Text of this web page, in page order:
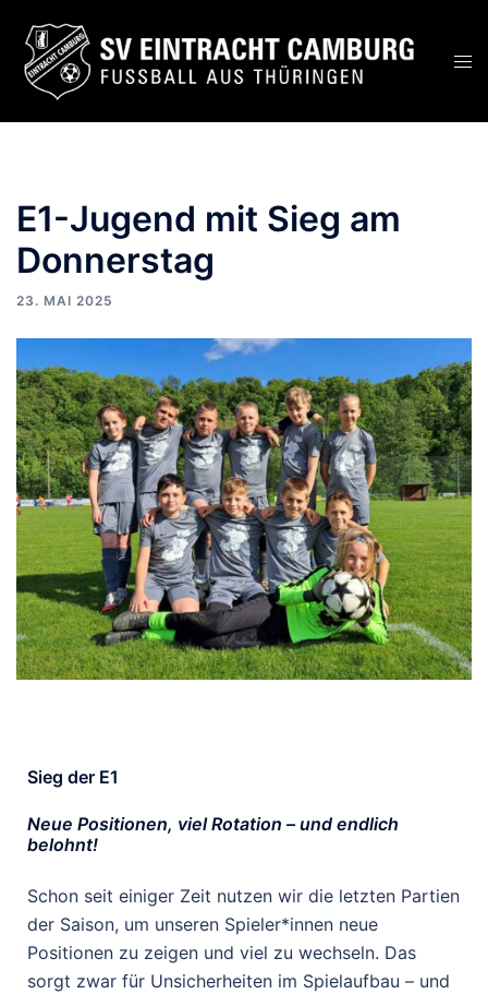
E1-Jugend mit Sieg am
Donnerstag
23. MAI 2025
Sieg der E1
Neue Positionen, viel Rotation – und endlich
belohnt!
Schon seit einiger Zeit nutzen wir die letzten Partien
der Saison, um unseren Spieler*innen neue
Positionen zu zeigen und viel zu wechseln. Das
sorgt zwar für Unsicherheiten im Spielaufbau – und